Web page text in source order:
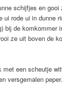
schijfjes en gooi
ui rode ui in dunne
bij de komkommer
ze uit boven de
met een scheutje
versgemalen peper.